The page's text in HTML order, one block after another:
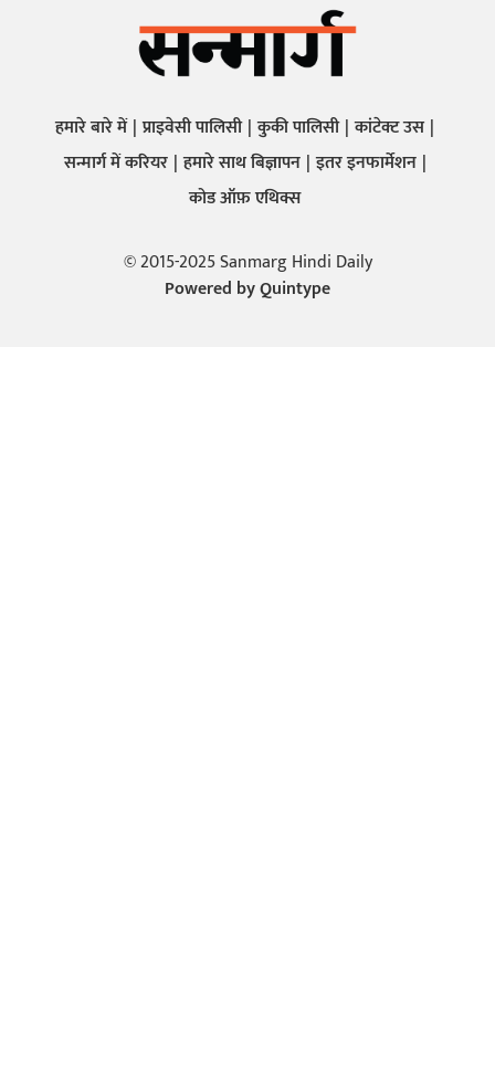
हमारे बारे में प्राइवेसी पालिसी कुकी पालिसी कांटेक्ट उस
सन्मार्ग में करियर हमारे साथ बिज्ञापन इतर इनफार्मेशन
कोड ऑफ़ एथिक्स
© 2015-2025 Sanmarg Hindi Daily
Powered byQuintype